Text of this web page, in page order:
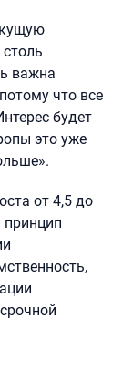
важна
что все
будет
это уже
от 4,5 до
принцип